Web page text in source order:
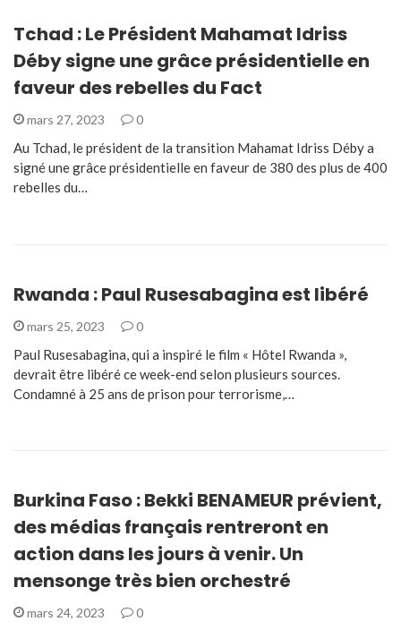
Tchad : Le Président Mahamat Idriss
Déby signe une grâce présidentielle en
faveur des rebelles du Fact
mars 27, 2023 0
Au Tchad, le président de la transition Mahamat Idriss Déby a
signé une grâce présidentielle en faveur de 380 des plus de 400
rebelles du…
Rwanda : Paul Rusesabagina est libéré
mars 25, 2023 0
Paul Rusesabagina, qui a inspiré le film « Hôtel Rwanda »,
devrait être libéré ce week-end selon plusieurs sources.
Condamné à 25 ans de prison pour terrorisme,…
Burkina Faso : Bekki BENAMEUR prévient,
des médias français rentreront en
action dans les jours à venir. Un
mensonge très bien orchestré
mars 24, 2023 0